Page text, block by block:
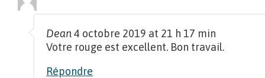
Dean4 octobre 2019 at 21 h 17 min
Votre rouge est excellent. Bon travail.
Répondre